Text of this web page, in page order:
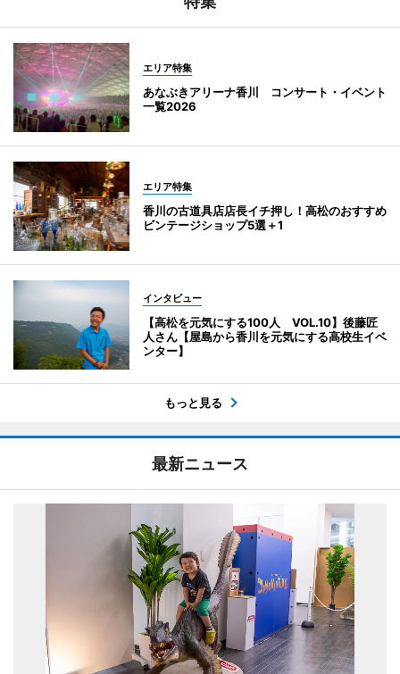
エリア特集
あなぶきアリーナ香川 コンサート・イベント
一覧2026
エリア特集
香川の古道具店店長イチ押し！高松のおすすめ
ビンテージショップ5選＋1
インタビュー
【高松を元気にする100人 VOL.10】後藤匠
人さん【屋島から香川を元気にする高校生イベ
ンター】
もっと見る
最新ニュース